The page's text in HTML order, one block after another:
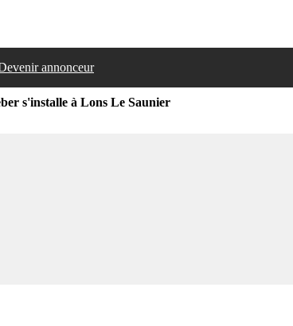
annonceur
s'installe à Lons Le Saunier